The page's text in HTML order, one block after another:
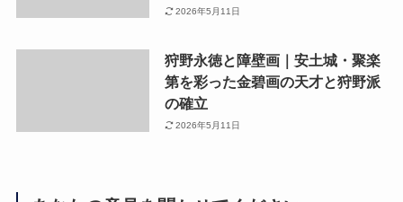
2026年5月11日
狩野永徳と障壁画｜安土城・聚楽
第を彩った金碧画の天才と狩野派
の確立
2026年5月11日